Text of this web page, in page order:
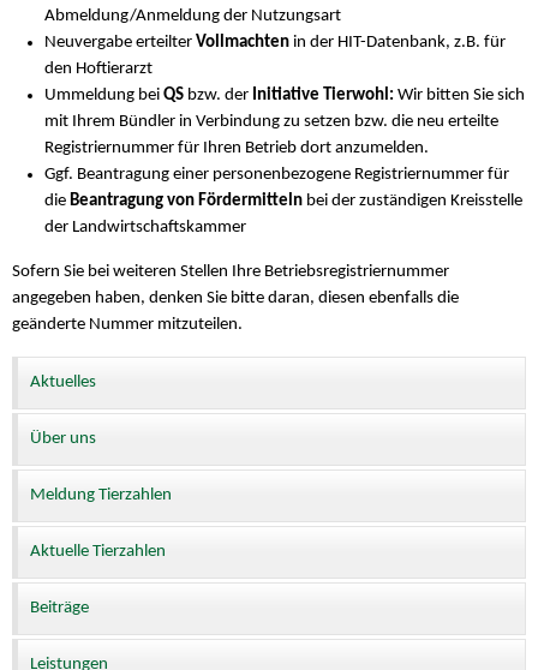
Abmeldung/Anmeldung der Nutzungsart
Neuvergabe erteilterVollmachten in der HIT-Datenbank, z.B. für
den Hoftierarzt
Ummeldung beiQS bzw. der Initiative Tierwohl: Wir bitten Sie sich
mit Ihrem Bündler in Verbindung zu setzen bzw. die neu erteilte
Registriernummer für Ihren Betrieb dort anzumelden.
Ggf. Beantragung einer personenbezogene Registriernummer für
die Beantragung von Fördermitteln bei der zuständigen Kreisstelle
der Landwirtschaftskammer
Sofern Sie bei weiteren Stellen Ihre Betriebsregistriernummer
angegeben haben, denken Sie bitte daran, diesen ebenfalls die
geänderte Nummer mitzuteilen.
Aktuelles
Über uns
Meldung Tierzahlen
Aktuelle Tierzahlen
Beiträge
Leistungen